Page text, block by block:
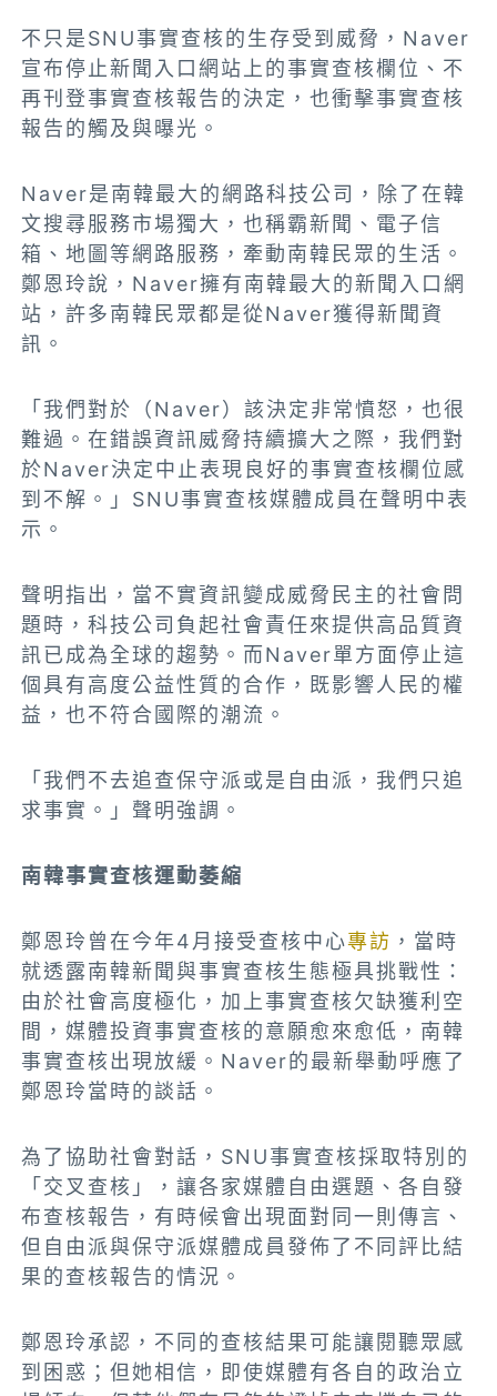
不只是SNU事實查核的生存受到威脅，Naver
宣布停止新聞入口網站上的事實查核欄位、不
再刊登事實查核報告的決定，也衝擊事實查核
報告的觸及與曝光。
Naver是南韓最大的網路科技公司，除了在韓
文搜尋服務市場獨大，也稱霸新聞、電子信
箱、地圖等網路服務，牽動南韓民眾的生活。
鄭恩玲說，Naver擁有南韓最大的新聞入口網
站，許多南韓民眾都是從Naver獲得新聞資
訊。
「我們對於（Naver）該決定非常憤怒，也很
難過。在錯誤資訊威脅持續擴大之際，我們對
於Naver決定中止表現良好的事實查核欄位感
到不解。」SNU事實查核媒體成員在聲明中表
示。
聲明指出，當不實資訊變成威脅民主的社會問
題時，科技公司負起社會責任來提供高品質資
訊已成為全球的趨勢。而Naver單方面停止這
個具有高度公益性質的合作，既影響人民的權
益，也不符合國際的潮流。
「我們不去追查保守派或是自由派，我們只追
求事實。」聲明強調。
南韓事實查核運動萎縮
鄭恩玲曾在今年4月接受查核中心專訪 ，當時
就透露南韓新聞與事實查核生態極具挑戰性：
由於社會高度極化，加上事實查核欠缺獲利空
間，媒體投資事實查核的意願愈來愈低，南韓
事實查核出現放緩。Naver的最新舉動呼應了
鄭恩玲當時的談話。
為了協助社會對話，SNU事實查核採取特別的
「交叉查核」，讓各家媒體自由選題、各自發
布查核報告，有時候會出現面對同一則傳言、
但自由派與保守派媒體成員發佈了不同評比結
果的查核報告的情況。
鄭恩玲承認，不同的查核結果可能讓閱聽眾感
到困惑；但她相信，即使媒體有各自的政治立